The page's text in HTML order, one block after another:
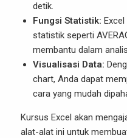
detik.
Fungsi Statistik:
statistik seperti
membantu dalam
Visualisasi Data:
chart, Anda dapat
cara yang mudah
Kursus Excel akan
alat-alat ini untuk